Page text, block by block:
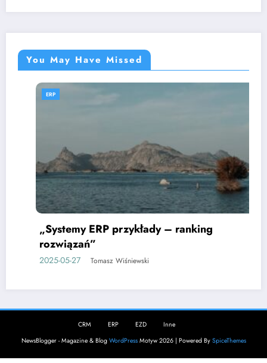
You May Have Missed
„Systemy ERP przykłady – ranking
rozwiązań”
2025-05-27 Tomasz Wiśniewski
CRM ERP EZD
Inne
NewsBlogger - Magazine & Blog WordPressMotyw 2026 | Powered By SpiceThemes